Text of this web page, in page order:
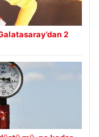
2